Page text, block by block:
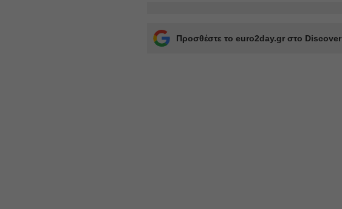
Προσθέστε το euro2day.gr στο Discover